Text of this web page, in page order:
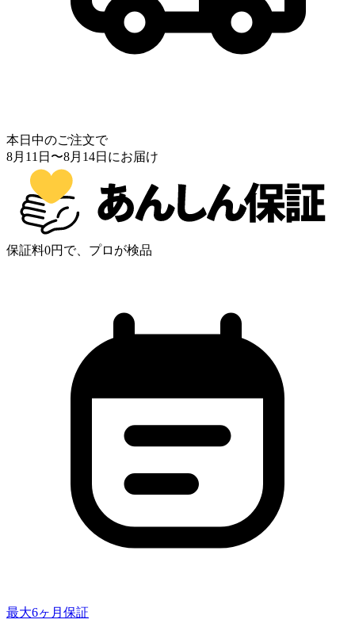
本日中のご注文で
8月11日 〜8月14日 にお届け
保証料0円で、プロが検品
最大6ヶ月保証